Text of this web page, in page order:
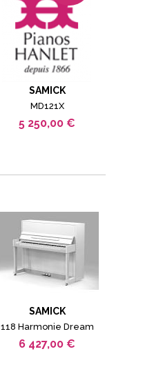
SAMICK
MD121X
5 250,00 €
SAMICK
118 Harmonie Dream
6 427,00 €